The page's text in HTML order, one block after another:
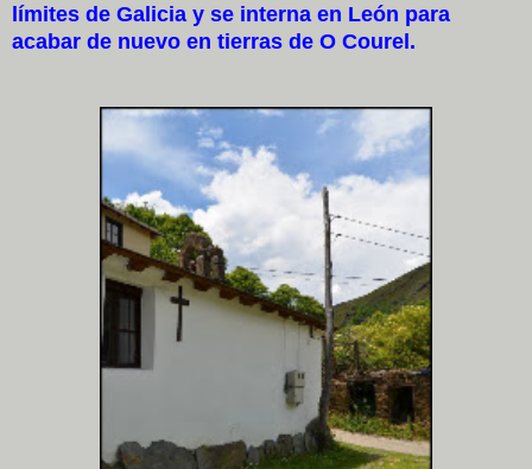
límites de Galicia y se interna en León para
acabar de nuevo en tierras de O Courel.